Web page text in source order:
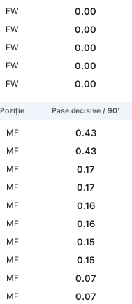
FW
0.00
FW
0.00
FW
0.00
FW
0.00
FW 0.00
Poziție Pase decisive / 90'
MF
0.43
MF
0.43
MF
0.17
MF
0.17
MF
0.16
MF
0.16
MF
0.15
MF
0.15
MF
0.07
MF 0.07